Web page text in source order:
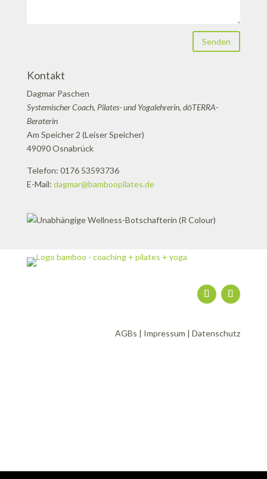
Senden
Kontakt
Dagmar Paschen
Systemischer Coach, Pilates- und Yogalehrerin, dōTERRA-
Beraterin
Am Speicher 2 (Leiser Speicher)
49090 Osnabrück
Telefon: 0176 53593736
E-Mail: dagmar@bamboopilates.de
AGBs | Impressum |Datenschutz